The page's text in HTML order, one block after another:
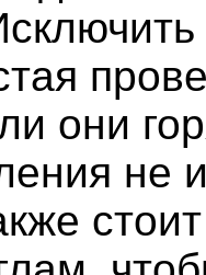
они
не